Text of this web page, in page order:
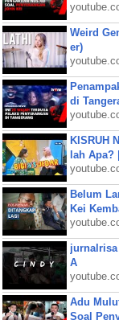
Weird
er)
di
KISRUH
lah Apa?
Belum
Kei
jurnalrisa
A
Adu
Soal